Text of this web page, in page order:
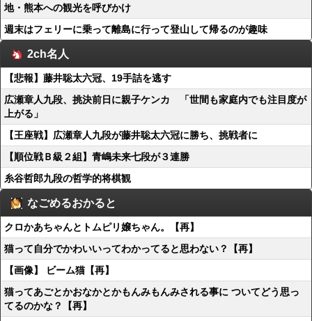
地・熊本への観光を呼びかけ
週末はフェリーに乗って離島に行って登山して帰るのが趣味
2ch名人
【悲報】藤井聡太六冠、19手詰を逃す
広瀬章人九段、挑決前日に親子ケンカ 「世間も家庭内でも注目度が
上がる」
【王座戦】広瀬章人九段が藤井聡太六冠に勝ち、挑戦者に
【順位戦Ｂ級２組】青嶋未来七段が３連勝
糸谷哲郎九段の哲学的将棋観
なごめるおかると
クロかあちゃんとトムピリ嬢ちゃん。【再】
猫って自分でかわいいってわかってると思わない？【再】
【画像】 ビーム猫【再】
猫ってあごとかおなかとかもんみもんみされる事に ついてどう思っ
てるのかな？【再】